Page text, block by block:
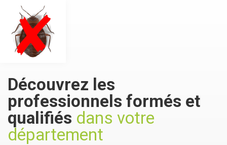
Découvrez les
professionnels formés et
qualifiés dans votre
département